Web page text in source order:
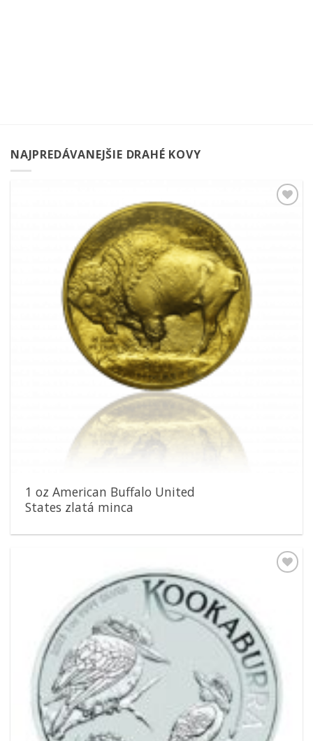
NAJPREDÁVANEJŠIE DRAHÉ KOVY
1 oz American Buffalo United
States zlatá minca